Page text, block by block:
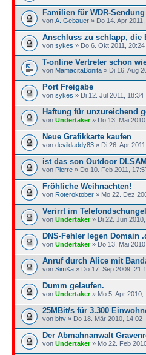
Familien für WDR-
von A. Gebauer » Do 14. Apr
Anschluss zu schlapp, die
von sykes » Do 6. Okt 2011, 20:24
T-online Vertreter schon
von MamacitaBonita » Di 16. Aug
Port Freigabe
von sykes » Di 12. Jul 2011, 18:34
Haftung für unzureichend
von Undertaker » Do 13. Mai
Neue Grafikkarte kaufen
von devildaddy83 » Di 26. Apr
ist das son Outdoor
von Pierre » Do 10. Feb 2011,
Fröhliche Weihnachten!
von Roteroktober » Mo 22. Dez
Verirrt im
von Undertaker » Di 22. Jun
DNS-Fehler legen Domain
von Undertaker» Do 13. Mai
Anruf durch Alice mit
von SimKa » Do 17. Sep 2009,
Dumm gelaufen.
von Undertaker» Mo 5. Apr 2010,
25MBit/s für 3.300
von bhv » Do 18. Mär 2010, 14:02
Der Abmahnanwalt
von Undertaker» Mo 22. Feb